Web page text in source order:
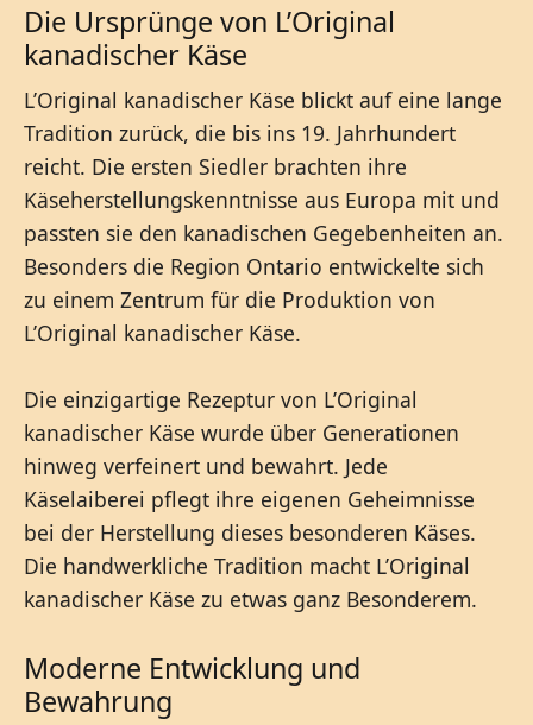
Die Ursprünge von L’Original
kanadischer Käse
L’Original kanadischer Käse blickt auf eine lange
Tradition zurück, die bis ins 19. Jahrhundert
reicht. Die ersten Siedler brachten ihre
Käseherstellungskenntnisse aus Europa mit und
passten sie den kanadischen Gegebenheiten an.
Besonders die Region Ontario entwickelte sich
zu einem Zentrum für die Produktion von
L’Original kanadischer Käse.
Die einzigartige Rezeptur von L’Original
kanadischer Käse wurde über Generationen
hinweg verfeinert und bewahrt. Jede
Käselaiberei pflegt ihre eigenen Geheimnisse
bei der Herstellung dieses besonderen Käses.
Die handwerkliche Tradition macht L’Original
kanadischer Käse zu etwas ganz Besonderem.
Moderne Entwicklung und
Bewahrung